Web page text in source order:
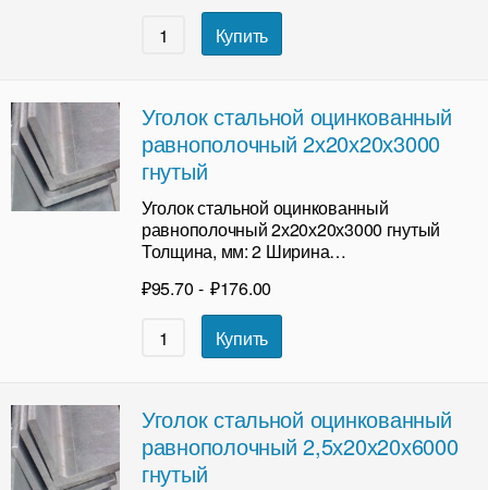
Купить
Уголок стальной оцинкованный
равнополочный 2х20х20х3000
гнутый
Уголок стальной оцинкованный
равнополочный 2х20х20х3000 гнутый
Толщина, мм: 2 Ширина…
₽95.70 - ₽176.00
Купить
Уголок стальной оцинкованный
равнополочный 2,5х20х20х6000
гнутый